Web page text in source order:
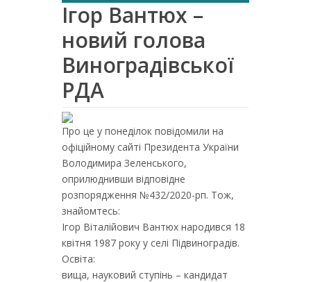
Ігор Вантюх –
новий голова
Виноградівської
РДА
Про це у понеділок повідомили на
офіційному сайті Президента України
Володимира Зеленського,
оприлюднивши відповідне
розпорядження №432/2020-рп. Тож,
знайомтесь:
Ігор Віталійович Вантюх народився 18
квітня 1987 року у селі Підвиноградів.
Освіта:
вища, науковий ступінь – кандидат